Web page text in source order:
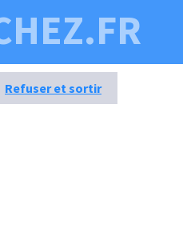
Refuser et sortir